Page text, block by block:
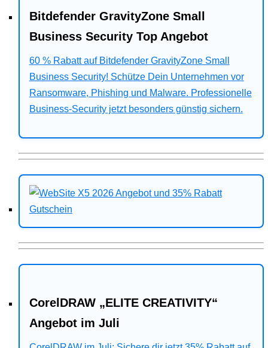
Bitdefender GravityZone Small
Business Security Top Angebot
60 % Rabatt auf Bitdefender GravityZone Small
Business Security! Schütze Dein Unternehmen vor
Ransomware, Phishing und Malware. Professionelle
Business-Security jetzt besonders günstig sichern.
CorelDRAW „ELITE CREATIVITY“
Angebot im Juli